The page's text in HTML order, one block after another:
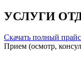
УСЛУГИ
Скачать полный
Прием (осмотр,